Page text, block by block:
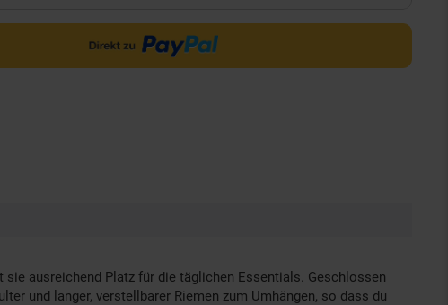
ausreichend Platz für die täglichen Essentials. Geschlossen
und langer, verstellbarer Riemen zum Umhängen, so dass du